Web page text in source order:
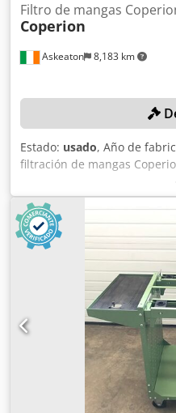
Askeaton 8,183 km
Filtro de mangas
Coperion
Estado: usado, Año de
filtración de mangas
Barkerbille, intercambiador
neumático AE Autel
filtro de mangas. Dcodszl
sujetas a la aprobación del
licitadores ganadores en un